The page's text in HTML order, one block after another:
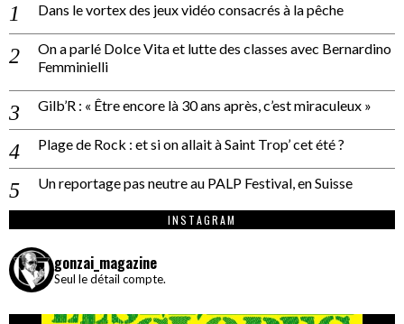
Dans le vortex des jeux vidéo consacrés à la pêche
On a parlé Dolce Vita et lutte des classes avec Bernardino
Femminielli
Gilb’R : « Être encore là 30 ans après, c’est miraculeux »
Plage de Rock : et si on allait à Saint Trop’ cet été ?
Un reportage pas neutre au PALP Festival, en Suisse
INSTAGRAM
gonzai_magazine
Seul le détail compte.